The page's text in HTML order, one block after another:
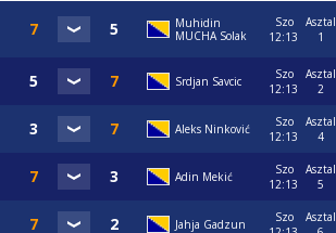
Muhidin
MUCHA Solak
Szo
12:13
Asztal
1
Srdjan Savcic
Szo
12:13
Asztal
2
Aleks Ninković
Szo
12:13
Asztal
4
Adin Mekić
Szo
12:13
Asztal
5
Jahja Gadzun
Szo
Asztal